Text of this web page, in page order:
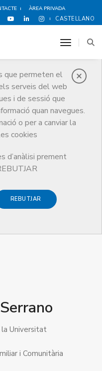
ÀREA PRIVADA
CASTELLANO
que permeten el
serveis del web
i de sessió que
quan navegues.
o per a canviar la
cookies
d’anàlisi prement
REBUTJAR
toggle
2024
2024
la Universitat
i Comunitària